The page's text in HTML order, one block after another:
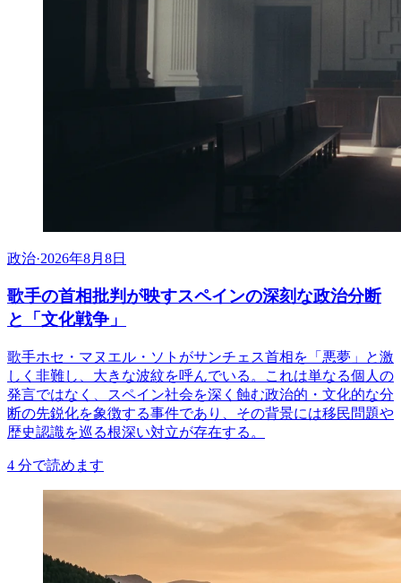
政治·2026年8月8日
歌手の首相批判が映すスペインの深刻な政治分断
と「文化戦争」
歌手ホセ・マヌエル・ソトがサンチェス首相を「悪夢」と激
しく非難し、大きな波紋を呼んでいる。これは単なる個人の
発言ではなく、スペイン社会を深く蝕む政治的・文化的な分
断の先鋭化を象徴する事件であり、その背景には移民問題や
歴史認識を巡る根深い対立が存在する。
4 分で読めます